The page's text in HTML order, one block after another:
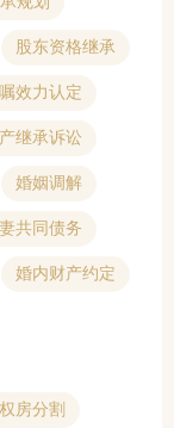
股东资格继承
效力认定
继承诉讼
婚姻调解
共同债务
婚内财产约定
房分割